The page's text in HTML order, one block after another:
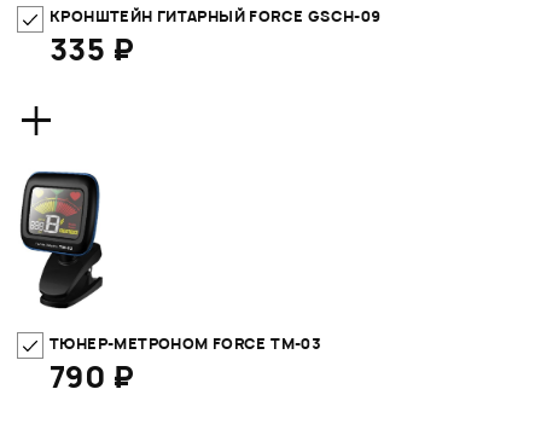
КРОНШТЕЙН ГИТАРНЫЙ FORCE GSCH-09
335 ₽
+
ТЮНЕР-МЕТРОНОМ FORCE TM-03
790 ₽